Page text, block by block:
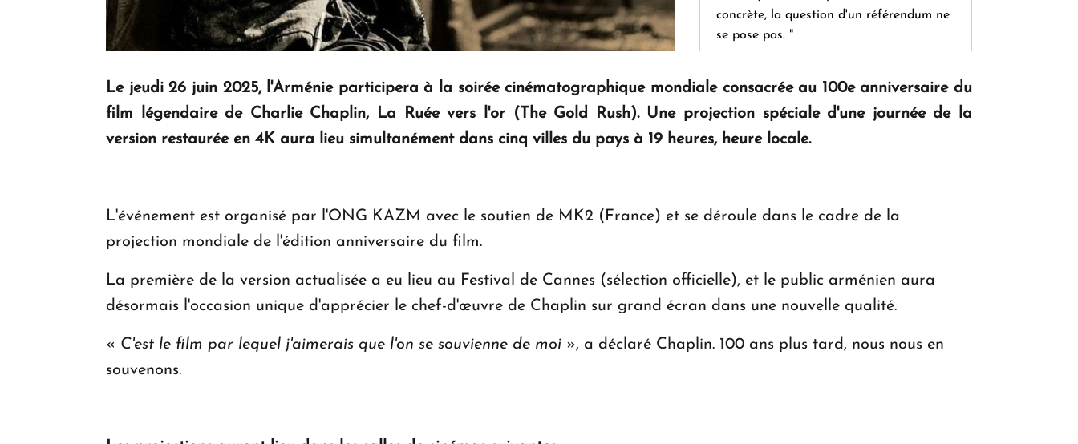
concrète, la question d'un référendum ne
se pose pas. "
KASA : 30 ans d'audace, de résilience et
d'avenir en Arménie
d'Arménie ouvrira ses portes à Dilijan
Le jeudi 26 juin 2025, l'Arménie participera à la soirée cinématographique mondiale consacrée au 100e anniversaire du
film légendaire de Charlie Chaplin, La Ruée vers l'or (The Gold Rush). Une projection spéciale d'une journée de la
version restaurée en 4K aura lieu simultanément dans cinq villes du pays à 19 heures, heure locale.
L'événement est organisé par l'ONG KAZM avec le soutien de MK2 (France) et se déroule dans le cadre de la
projection mondiale de l'édition anniversaire du film.
La première de la version actualisée a eu lieu au Festival de Cannes (sélection officielle), et le public arménien aura
désormais l'occasion unique d'apprécier le chef-d'œuvre de Chaplin sur grand écran dans une nouvelle qualité.
« C'est le film par lequel j'aimerais que l'on se souvienne de moi », a déclaré Chaplin. 100 ans plus tard, nous nous en
souvenons.